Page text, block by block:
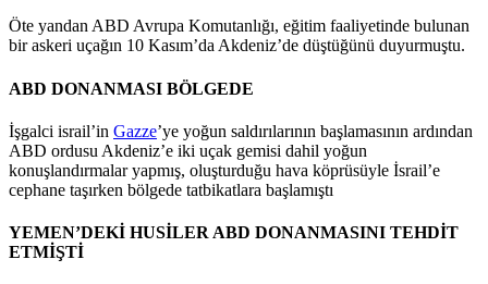
Öte yandan ABD Avrupa Komutanlığı, eğitim faaliyetinde bulunan
bir askeri uçağın 10 Kasım’da Akdeniz’de düştüğünü duyurmuştu.
ABD DONANMASI BÖLGEDE
İşgalci israil’in Gazze’ye yoğun saldırılarının başlamasının ardından
ABD ordusu Akdeniz’e iki uçak gemisi dahil yoğun
konuşlandırmalar yapmış, oluşturduğu hava köprüsüyle İsrail’e
cephane taşırken bölgede tatbikatlara başlamıştı
YEMEN’DEKİ HUSİLER ABD DONANMASINI TEHDİT
ETMİŞTİ